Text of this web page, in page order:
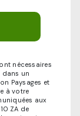
nécessaires
dans un
Paysages et
à votre
aux
ZA de